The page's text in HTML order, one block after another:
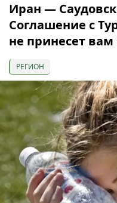
Иран —
Соглашение с
не принесет вам
РЕГИОН